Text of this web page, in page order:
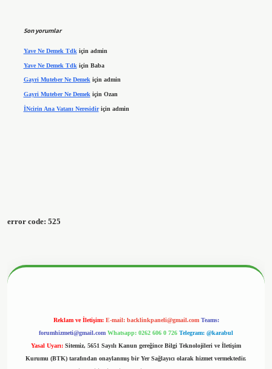
Son yorumlar
Yave Ne Demek Tdk için admin
Yave Ne Demek Tdk için Baba
Gayri Muteber Ne Demekiçin admin
Gayri Muteber Ne Demek için Ozan
İNcirin Ana Vatanı Neresidiriçin admin
error code: 525
Reklam ve İletişim: E-mail: backlinkpaneli@gmail.com Teams:
forumhizmeti@gmail.com Whatsapp: 0262 606 0 726 Telegram: @karabul
Yasal Uyarı: Sitemiz, 5651 Sayılı Kanun gereğince Bilgi Teknolojileri ve İletişim
Kurumu (BTK) tarafından onaylanmış bir Yer Sağlayıcı olarak hizmet vermektedir.